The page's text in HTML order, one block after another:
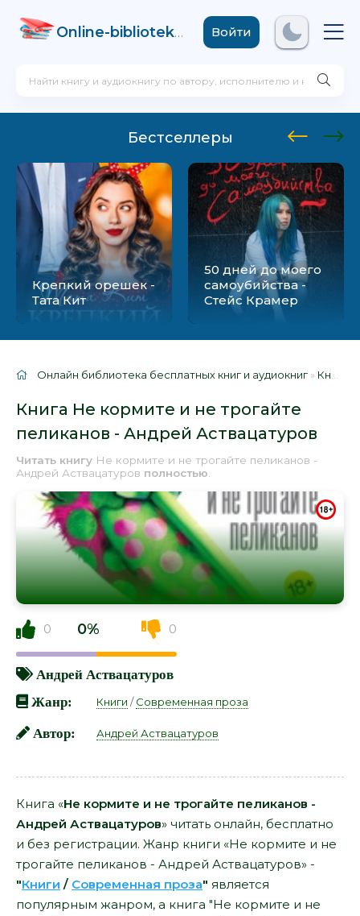
Online-biblioteka .comВойти
Бестселлеры
Крепкий орешек -
Тата Кит
50 дней до моего
самоубийства -
Стейс Крамер
Онлайн библиотека бесплатных книг и аудиокниг » Книги
Книга Не кормите и не трогайте
пеликанов - Андрей Аствацатуров
Читать книгу Не кормите и не трогайте пеликанов -
Андрей Аствацатуров полностью
0 0% 0
Андрей Аствацатуров
Жанр:
Книги /Современная проза
Автор: Андрей Аствацатуров
Книга «Не кормите и не трогайте пеликанов -
Андрей Аствацатуров» читать онлайн, бесплатно
и без регистрации. Жанр книги «Не кормите и не
трогайте пеликанов - Андрей Аствацатуров» -
"Книги / Современная проза" является
популярным жанром, а книга "Не кормите и не